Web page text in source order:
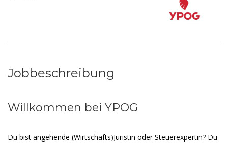
Jobbeschreibung
Willkommen bei YPOG
Du bist angehende (Wirtschafts)Juristin oder Steuerexpertin? Du